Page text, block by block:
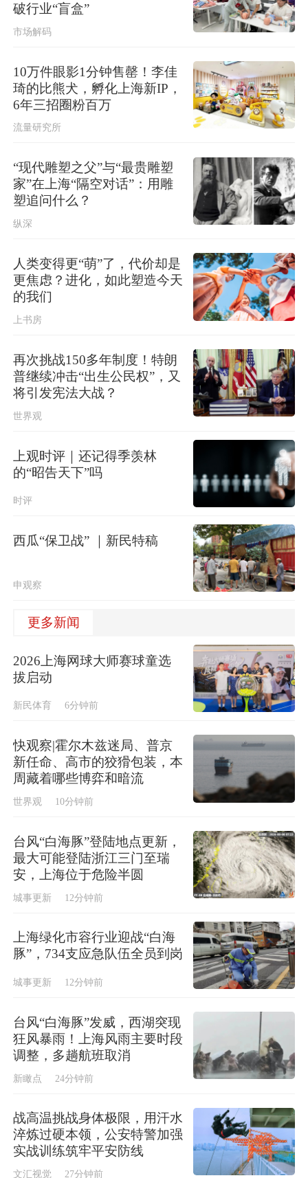
破行业“盲盒”
市场解码
10万件眼影1分钟售罄！李佳
琦的比熊犬，孵化上海新IP，
6年三招圈粉百万
流量研究所
“现代雕塑之父”与“最贵雕塑
家”在上海“隔空对话”：用雕
塑追问什么？
纵深
人类变得更“萌”了，代价却是
更焦虑？进化，如此塑造今天
的我们
上书房
再次挑战150多年制度！特朗
普继续冲击“出生公民权”，又
将引发宪法大战？
世界观
上观时评｜还记得季羡林
的“昭告天下”吗
时评
西瓜“保卫战” ｜新民特稿
申观察
更多新闻
2026上海网球大师赛球童选
拔启动
新民体育 6分钟前
快观察|霍尔木兹迷局、普京
新任命、高市的狡猾包装，本
周藏着哪些博弈和暗流
世界观 10分钟前
台风“白海豚”登陆地点更新，
最大可能登陆浙江三门至瑞
安，上海位于危险半圆
城事更新 12分钟前
上海绿化市容行业迎战“白海
豚”，734支应急队伍全员到岗
城事更新 12分钟前
台风“白海豚”发威，西湖突现
狂风暴雨！上海风雨主要时段
调整，多趟航班取消
新瞰点 24分钟前
战高温挑战身体极限，用汗水
淬炼过硬本领，公安特警加强
实战训练筑牢平安防线
文汇视觉 27分钟前